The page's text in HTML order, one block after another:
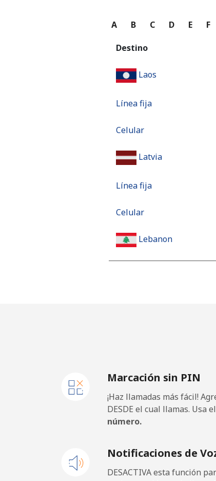
A B C D E F
Destino
Laos
Línea fija
Celular
Latvia
Línea fija
Celular
Lebanon
Celular
Liberia
Celular
Marcación sin PIN
¡Haz llamadas más fácil!
DESDE el cual llamas. Usa
número.
Notificaciones de
DESACTIVA esta función